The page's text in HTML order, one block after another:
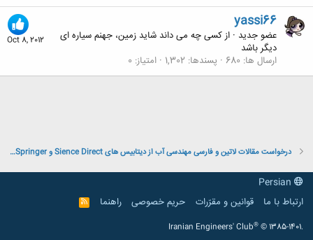
Oct 8, 2012
yassi66
عضو جدید · ازکسی چه می داند شاید زمین، جهنم سیاره ای
دیگر باشد
ارسال ها 680 پسندها 1,302 امتیاز 0
درخواست مقالات لاتین و فارسی مهندسی آب از دیتابیس های Sience Direct و Springer و Magiran و IEEE
ارتباط با ما
قوانین و مقرّرات حریم خصوصی راهنما
R
S
Iranian Engineers' Club® © 1385-1401.